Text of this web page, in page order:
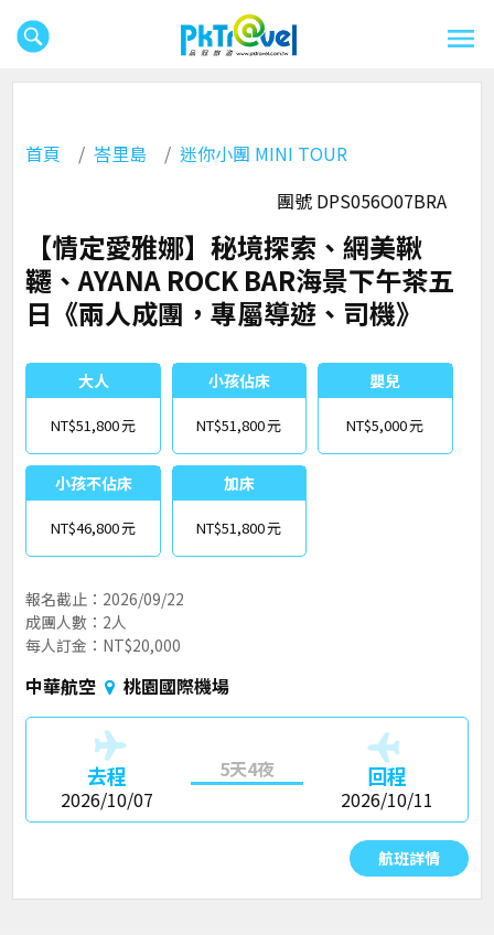
首頁 峇里島
迷你小團 MINI TOUR
團號 DPS056O07BRA
【情定愛雅娜】秘境探索、網美鞦
韆、AYANA ROCK BAR海景下午茶五
日《兩人成團，專屬導遊、司機》
大人
NT$51,800
小孩佔床
NT$51,800
嬰兒
NT$5,000
小孩不佔床
NT$46,800
加床
NT$51,800
報名截止：2026/09/22
成團人數：2人
每人訂金：NT$20,000
中華航空 桃園國際機場
去程
2026/10/07
5天4夜 回程
2026/10/11
航班詳情